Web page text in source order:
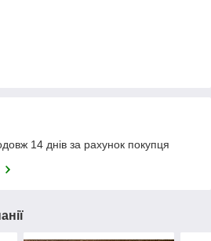
14 днів за рахунок покупця